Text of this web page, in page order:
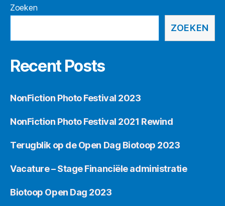
Zoeken
ZOEKEN
Recent Posts
NonFiction Photo Festival 2023
NonFiction Photo Festival 2021 Rewind
Terugblik op de Open Dag Biotoop 2023
Vacature – Stage Financiële administratie
Biotoop Open Dag 2023